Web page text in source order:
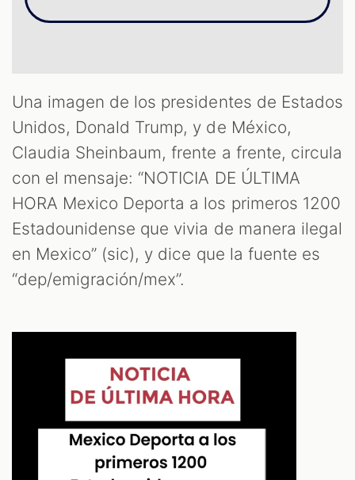
Una imagen de los presidentes de Estados
Unidos, Donald Trump, y de México,
Claudia Sheinbaum, frente a frente, circula
con el mensaje: “NOTICIA DE ÚLTIMA
HORA Mexico Deporta a los primeros 1200
Estadounidense que vivia de manera ilegal
en Mexico” (sic), y dice que la fuente es
“dep/emigración/mex”.